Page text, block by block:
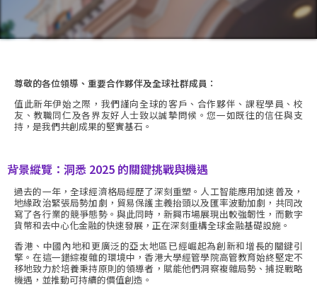
尊敬的各位領導、重要合作夥伴及全球社群成員：
值此新年伊始之際，我們謹向全球的客戶、合作夥伴、課程學員、校
友、教職同仁及各界友好人士致以誠摯問候。您一如既往的信任與支
持，是我們共創成果的堅實基石。
背景縱覽：洞悉 2025 的關鍵挑戰與機遇
過去的一年，全球經濟格局經歷了深刻重塑。人工智能應用加速普及，
地緣政治緊張局勢加劇，貿易保護主義抬頭以及匯率波動加劇，共同改
寫了各行業的競爭態勢。與此同時，新興市場展現出較強韌性，而數字
貨幣和去中心化金融的快速發展，正在深刻重構全球金融基礎設施。
香港、中國內地和更廣泛的亞太地區已經崛起為創新和增長的關鍵引
擎。在這一錯綜複雜的環境中，香港大學經管學院高管教育始終堅定不
移地致力於培養秉持原則的領導者，賦能他們洞察複雜局勢、捕捉戰略
機遇，並推動可持續的價值創造。